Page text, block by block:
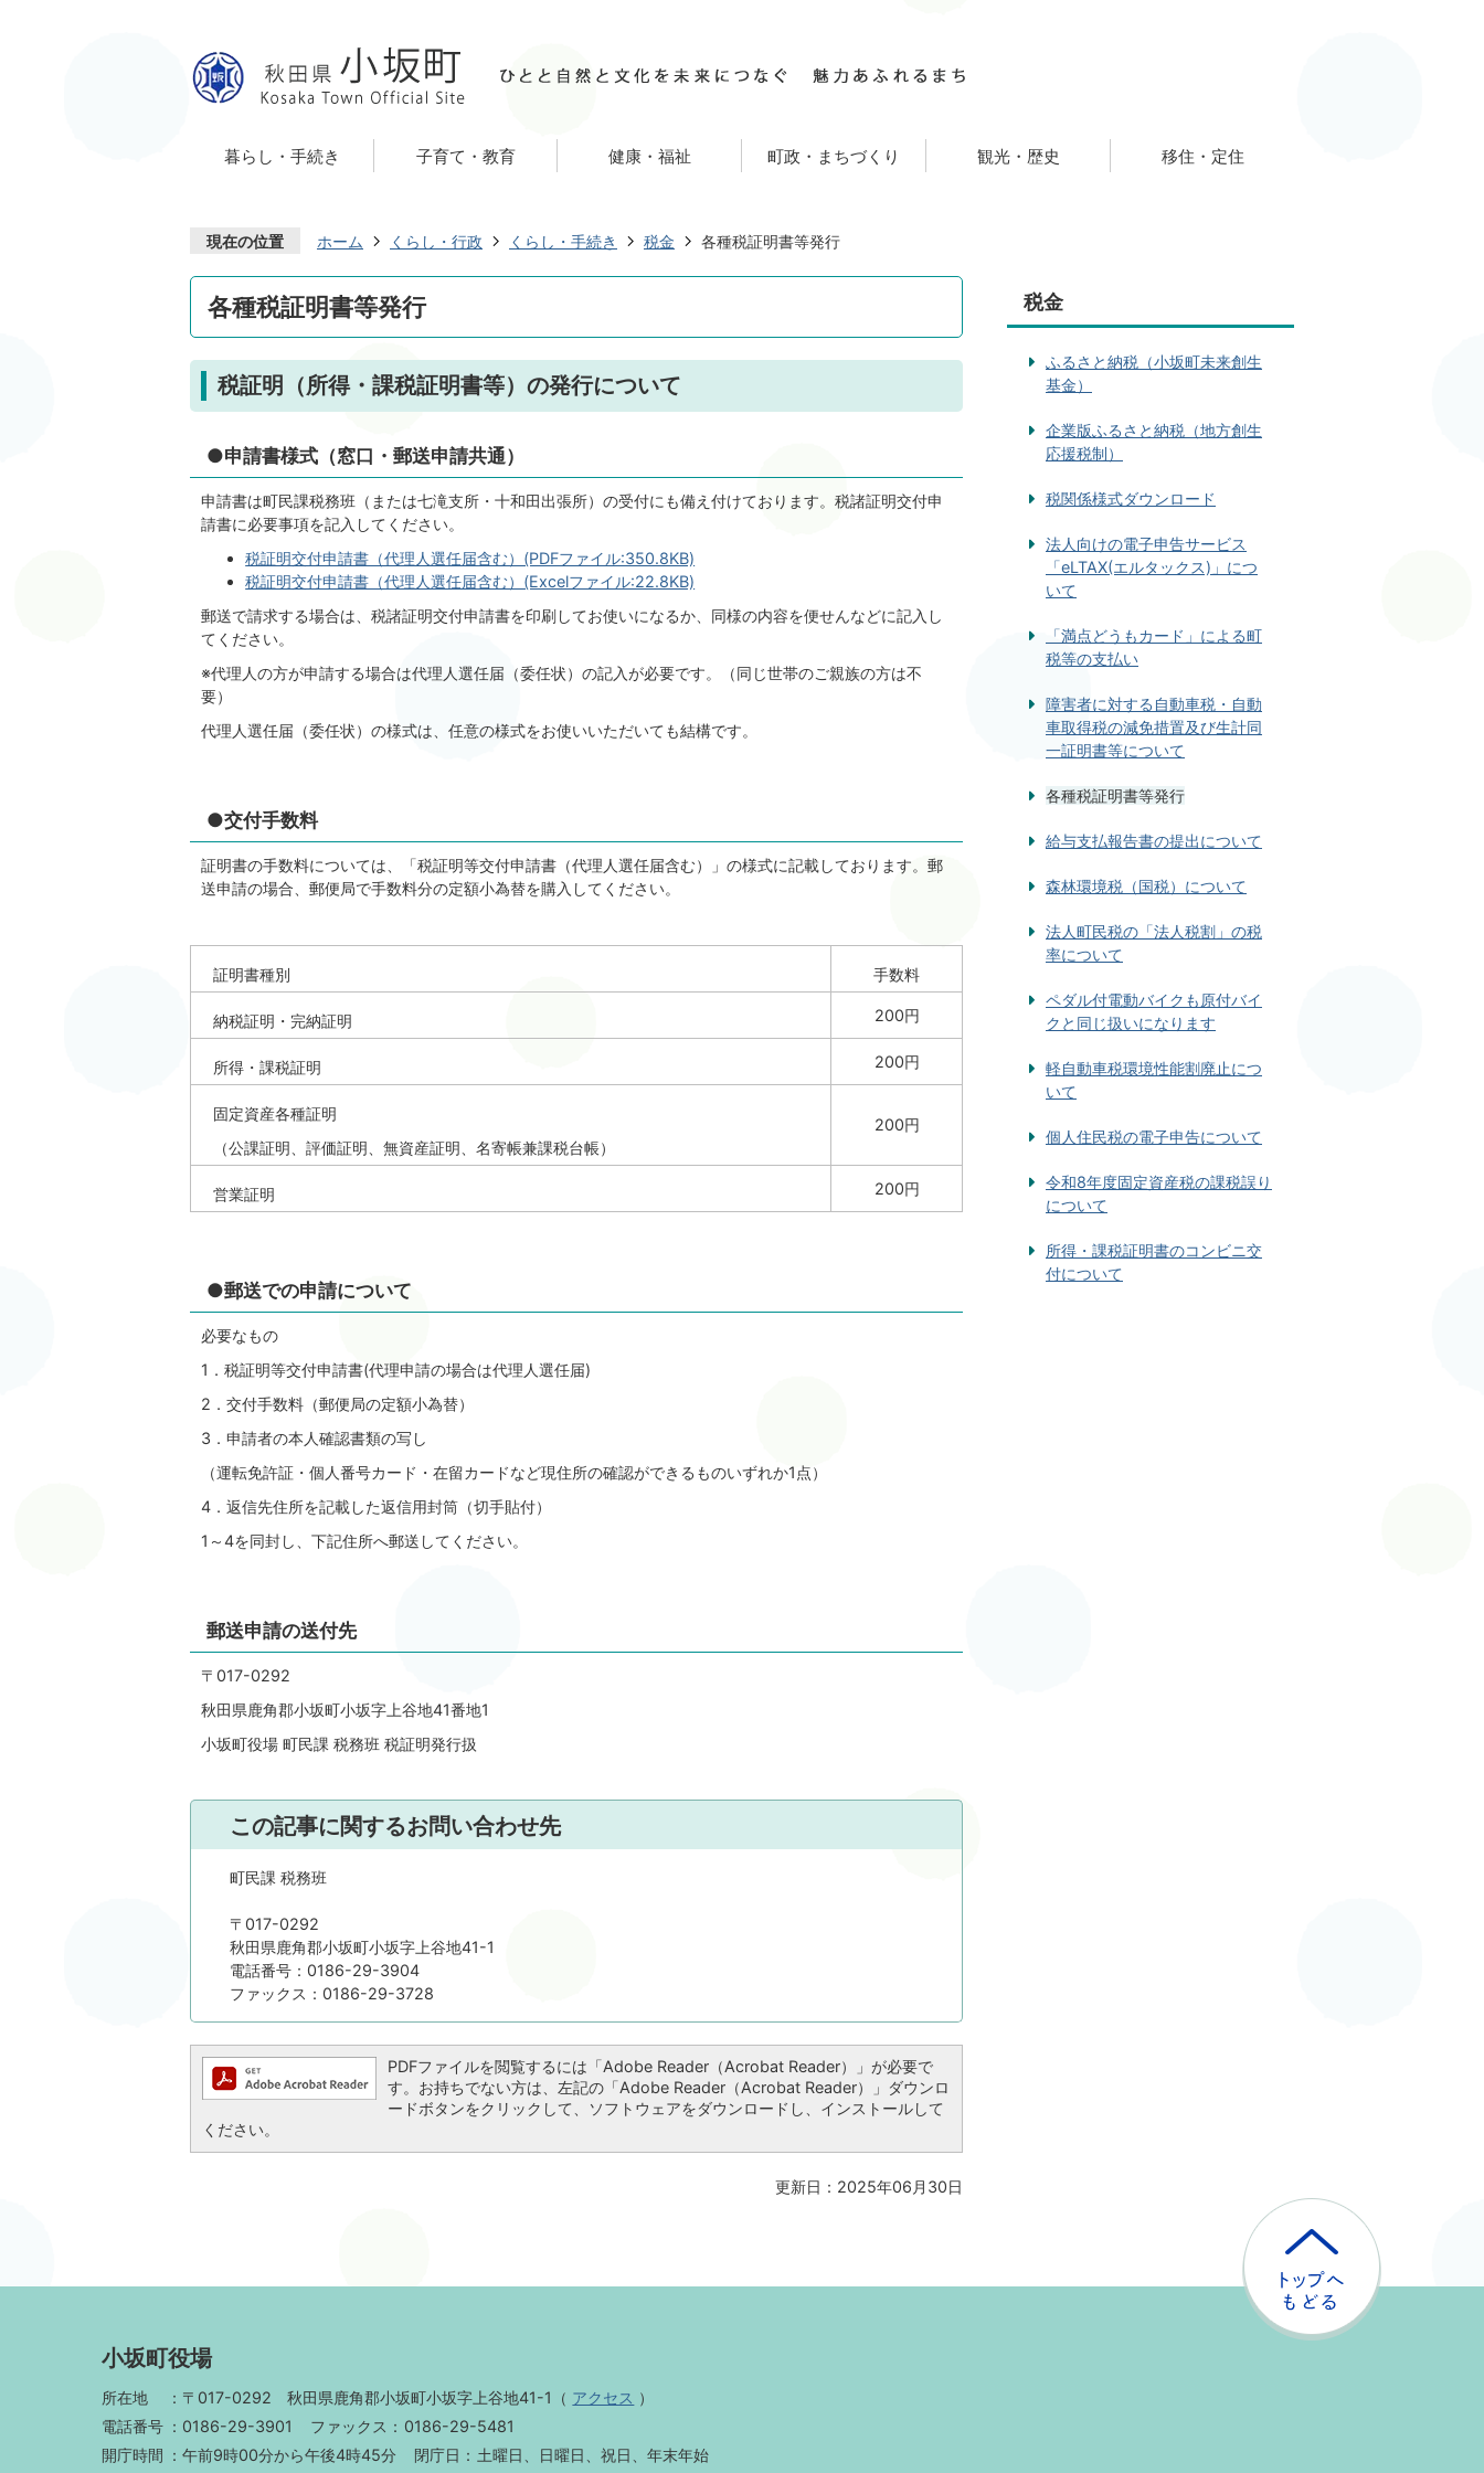
暮らし・手続き 子育て・教育 健康・福祉 町政・まちづくり 観光・歴史 移住・定住
現在の位置 ホーム くらし・行政 くらし・手続き 税金 各種税証明書等発行
各種税証明書等発行
税証明（所得・課税証明書等）の発行について
●申請書様式（窓口・郵送申請共通）
申請書は町民課税務班（または七滝支所・十和田出張所）の受付にも備え付けております。税諸証明交付申
請書に必要事項を記入してください。
税証明交付申請書（代理人選任届含む）(PDFファイル:350.8KB)
税証明交付申請書（代理人選任届含む）(Excelファイル:22.8KB)
郵送で請求する場合は、税諸証明交付申請書を印刷してお使いになるか、同様の内容を便せんなどに記入し
てください。
※代理人の方が申請する場合は代理人選任届（委任状）の記入が必要です。（同じ世帯のご親族の方は不
要）
代理人選任届（委任状）の様式は、任意の様式をお使いいただいても結構です。
●交付手数料
証明書の手数料については、「税証明等交付申請書（代理人選任届含む）」の様式に記載しております。郵
送申請の場合、郵便局で手数料分の定額小為替を購入してください。
証明書種別 手数料
納税証明・完納証明 200円
所得・課税証明 200円
固定資産各種証明
（公課証明、評価証明、無資産証明、名寄帳兼課税台帳）
200円
営業証明 200円
●郵送での申請について
必要なもの
1．税証明等交付申請書(代理申請の場合は代理人選任届)
2．交付手数料（郵便局の定額小為替）
3．申請者の本人確認書類の写し
（運転免許証・個人番号カード・在留カードなど現住所の確認ができるものいずれか1点）
4．返信先住所を記載した返信用封筒（切手貼付）
1～4を同封し、下記住所へ郵送してください。
郵送申請の送付先
〒017-0292
秋田県鹿角郡小坂町小坂字上谷地41番地1
小坂町役場 町民課 税務班 税証明発行扱
この記事に関するお問い合わせ先
町民課 税務班
〒017-0292
秋田県鹿角郡小坂町小坂字上谷地41-1
電話番号：0186-29-3904
ファックス：0186-29-3728
PDFファイルを閲覧するには「Adobe Reader（Acrobat Reader）」が必要で
す。お持ちでない方は、左記の「Adobe Reader（Acrobat Reader）」ダウンロ
ードボタンをクリックして、ソフトウェアをダウンロードし、インストールして
ください。
更新日：2025年06月30日
税金
ふるさと納税（小坂町未来創生
基金）
企業版ふるさと納税（地方創生
応援税制）
税関係様式ダウンロード
法人向けの電子申告サービス
「eLTAX(エルタックス)」につ
いて
「満点どうもカード」による町
税等の支払い
障害者に対する自動車税・自動
車取得税の減免措置及び生計同
一証明書等について
各種税証明書等発行
給与支払報告書の提出について
森林環境税（国税）について
法人町民税の「法人税割」の税
率について
ペダル付電動バイクも原付バイ
クと同じ扱いになります
軽自動車税環境性能割廃止につ
いて
個人住民税の電子申告について
令和8年度固定資産税の課税誤り
について
所得・課税証明書のコンビニ交
付について
戻
小坂町役場
所在地 〒017-0292秋田県鹿角郡小坂町小坂字上谷地41-1 （ アクセス ）
電話番号
0186-29-3901 ファックス
0186-29-5481
開庁時間
午前9時00分から午後4時45分 閉庁日 土曜日、日曜日、祝日、年末年始